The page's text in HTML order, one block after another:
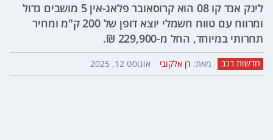
לינק אנד קו 08 הוא קרוסאובר פלאג-אין 5 מושבים גדול
ומרווח עם טווח חשמלי יוצא דופן של 200 ק"מ ומחיר
תחרותי במיוחד, החל מ-229,900 ₪.
חדשות רכב מאת: רן אלקובי אוגוסט 12, 2025